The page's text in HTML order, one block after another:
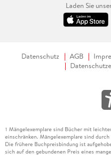
Laden Sie
Datenschutz AGB
1 Mängelexemplare sind Bücher mit
einschränken. Mängelexemplare sind
Die frühere Buchpreisbindung ist
sich auf den gebundenen Preis eines